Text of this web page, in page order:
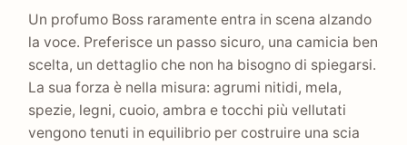
Un profumo Boss raramente entra in scena alzando
la voce. Preferisce un passo sicuro, una camicia ben
scelta, un dettaglio che non ha bisogno di spiegarsi.
La sua forza è nella misura: agrumi nitidi, mela,
spezie, legni, cuoio, ambra e tocchi più vellutati
vengono tenuti in equilibrio per costruire una scia